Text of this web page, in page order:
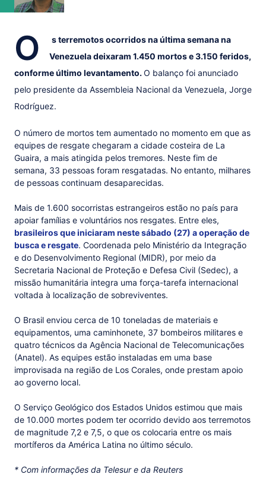
O
s terremotos ocorridos na última semana na
Venezuela deixaram 1.450 mortos e 3.150 feridos,
conforme último levantamento. O balanço foi anunciado
pelo presidente da Assembleia Nacional da Venezuela, Jorge
Rodríguez.
O número de mortos tem aumentado no momento em que as
equipes de resgate chegaram a cidade costeira de La
Guaira, a mais atingida pelos tremores. Neste fim de
semana, 33 pessoas foram resgatadas. No entanto, milhares
de pessoas continuam desaparecidas.
Mais de 1.600 socorristas estrangeiros estão no país para
apoiar famílias e voluntários nos resgates. Entre eles,
brasileiros que iniciaram neste sábado (27) a operação de
busca e resgate. Coordenada pelo Ministério da Integração
e do Desenvolvimento Regional (MIDR), por meio da
Secretaria Nacional de Proteção e Defesa Civil (Sedec), a
missão humanitária integra uma força-tarefa internacional
voltada à localização de sobreviventes.
O Brasil enviou cerca de 10 toneladas de materiais e
equipamentos, uma caminhonete, 37 bombeiros militares e
quatro técnicos da Agência Nacional de Telecomunicações
(Anatel). As equipes estão instaladas em uma base
improvisada na região de Los Corales, onde prestam apoio
ao governo local.
O Serviço Geológico dos Estados Unidos estimou que mais
de 10.000 mortes podem ter ocorrido devido aos terremotos
de magnitude 7,2 e 7,5, o que os colocaria entre os mais
mortíferos da América Latina no último século.
* Com informações da Telesur e da Reuters